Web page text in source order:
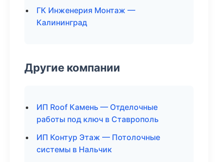
ГК Инженерия Монтаж —
Калининград
Другие компании
ИП Roof Камень — Отделочные
работы под ключ в Ставрополь
ИП Контур Этаж — Потолочные
системы в Нальчик